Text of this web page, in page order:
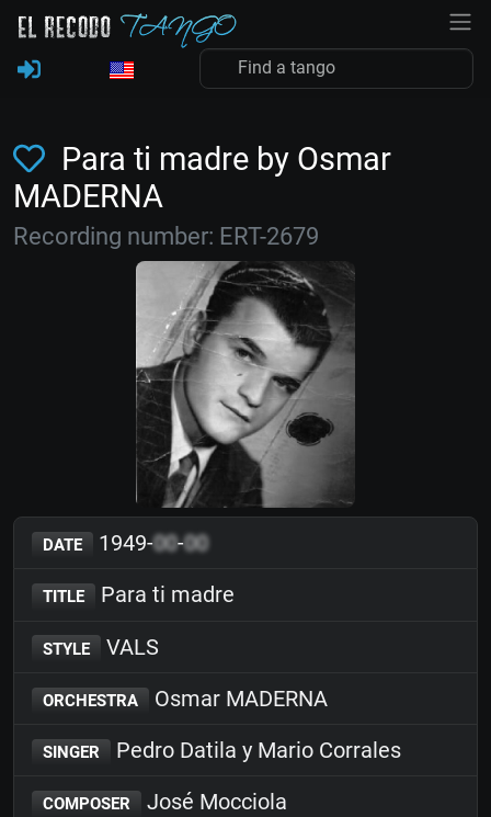
Para ti madre by Osmar
MADERNA
Recording number: ERT-2679
DATE 1949-00-00
TITLE Para ti madre
STYLE VALS
ORCHESTRA Osmar MADERNA
SINGER Pedro Datila y Mario Corrales
COMPOSER José Mocciola